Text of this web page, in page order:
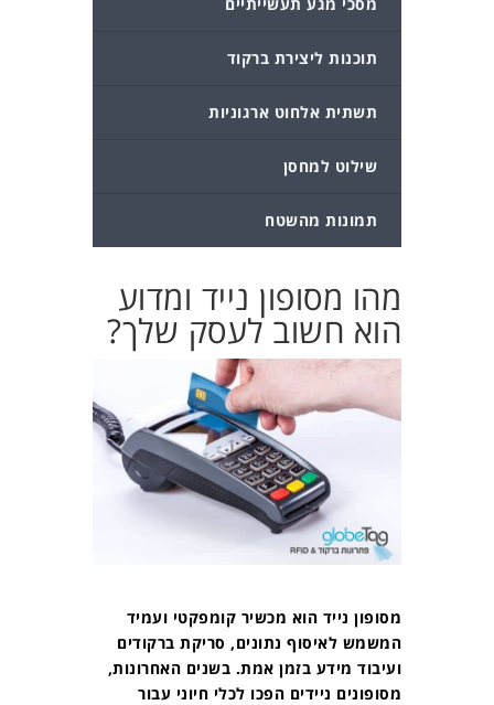
תוכנות ליצירת ברקוד
תשתית אלחוט ארגוניות
שילוט למחסן
תמונות מהשטח
מהו מסופון נייד ומדוע
הוא חשוב לעסק שלך?
מסופון נייד הוא מכשיר קומפקטי ועמיד
המשמש לאיסוף נתונים, סריקת ברקודים
ועיבוד מידע בזמן אמת. בשנים האחרונות,
מסופונים ניידים הפכו לכלי חיוני עבור